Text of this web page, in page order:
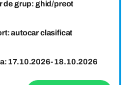
de grup: ghid/preot
autocar clasificat
17.10.2026- 18.10.2026